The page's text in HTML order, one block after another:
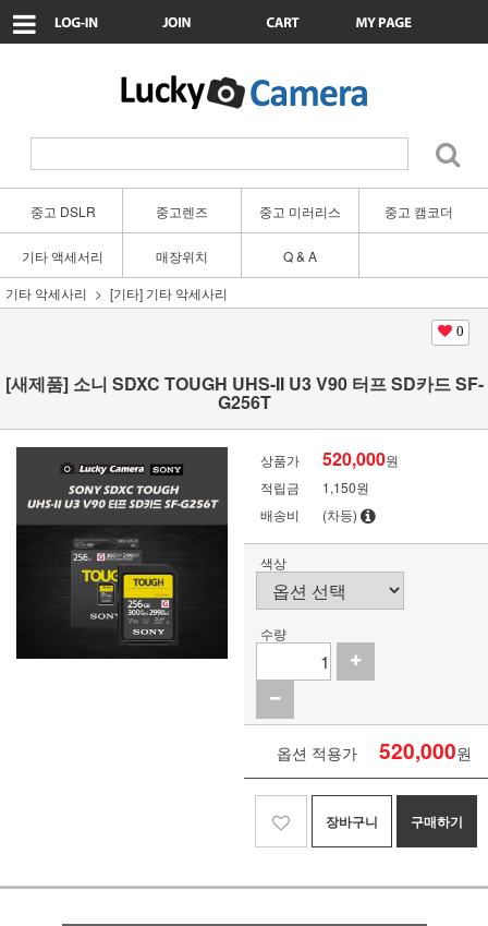
중고 DSLR 중고렌즈 중고 미러리스 중고 캠코더
기타 액세서리 매장위치
Q & A
기타 악세사리
[기타] 기타 악세사리
0
[새제품] 소니 SDXC TOUGH UHS-II U3 V90 터프 SD카드 SF-
G256T
상품가 520,000원
적립금
1,150원
배송비
(차등)
색상
수량
옵션 적용가 520,000원
장바구니 구매하기